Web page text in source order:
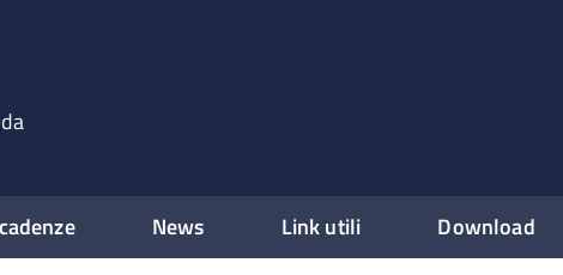
News Link utili Download